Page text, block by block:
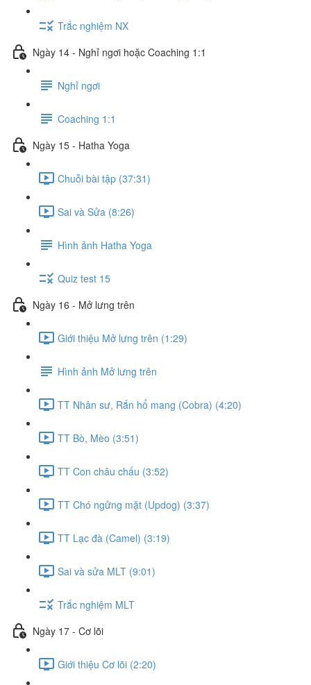
Trắc nghiệm NX
Ngày 14 - Nghỉ ngơi hoặc Coaching 1:1
Nghỉ ngơi
Coaching 1:1
Ngày 15 - Hatha Yoga
Chuỗi bài tập (37:31)
Sai và Sửa (8:26)
Hình ảnh Hatha Yoga
Quiz test 15
Ngày 16 - Mở lưng trên
Giới thiệu Mở lưng trên (1:29)
Hình ảnh Mở lưng trên
TT Nhân sư, Rắn hổ mang (Cobra) (4:20)
TT Bò, Mèo (3:51)
TT Con châu chấu (3:52)
TT Chó ngửng mặt (Updog) (3:37)
TT Lạc đà (Camel) (3:19)
Sai và sửa MLT (9:01)
Trắc nghiệm MLT
Ngày 17 - Cơ lõi
Giới thiệu Cơ lõi (2:20)